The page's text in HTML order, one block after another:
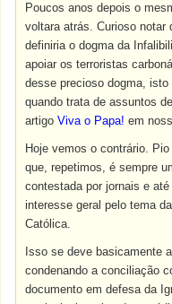
Poucos anos depois o
voltara atrás. Curioso notar
definiria o dogma da
apoiar os terroristas
desse precioso dogma,
quando trata de assuntos
artigoViva o Papa! em
Hoje vemos o contrário.
que, repetimos, é sempre
contestada por jornais e
interesse geral pelo tema
Católica.
Isso se deve basicamente
condenando a conciliação
documento em defesa da